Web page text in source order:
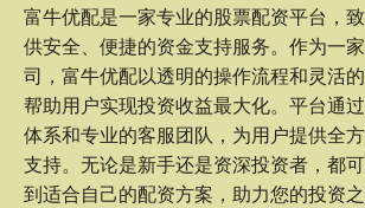
富牛优配是一家专业的股票配资平台，
供安全、便捷的资金支持服务。作为一
司，富牛优配以透明的操作流程和灵活
帮助用户实现投资收益最大化。平台通
体系和专业的客服团队，为用户提供全
支持。无论是新手还是资深投资者，都
到适合自己的配资方案，助力您的投资之